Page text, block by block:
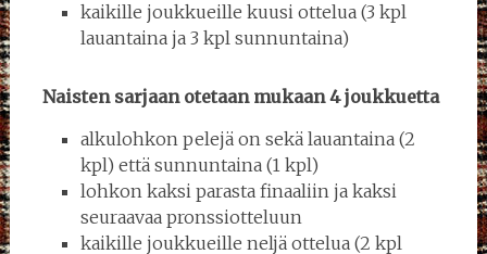
kaikille joukkueille kuusi ottelua (3 kpl
lauantaina ja 3 kpl sunnuntaina)
Naisten sarjaan otetaan mukaan 4 joukkuetta
alkulohkon pelejä on sekä lauantaina (2
kpl) että sunnuntaina (1 kpl)
lohkon kaksi parasta finaaliin ja kaksi
seuraavaa pronssiotteluun
kaikille joukkueille neljä ottelua (2 kpl